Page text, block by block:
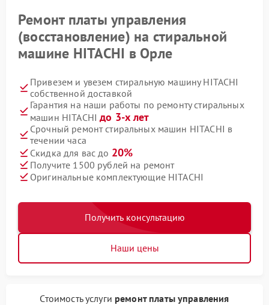
Ремонт платы управления
(восстановление) на стиральной
машине HITACHI в Орле
Привезем и увезем стиральную машину HITACHI
собственной доставкой
Гарантия на наши работы по ремонту стиральных
машин HITACHIдо 3-х лет
Срочный ремонт стиральных машин HITACHI в
течении часа
Скидка для вас до 20%
Получите 1500 рублей на ремонт
Оригинальные комплектующие HITACHI
Получить консультацию
Наши цены
Стоимость услуги ремонт платы управления